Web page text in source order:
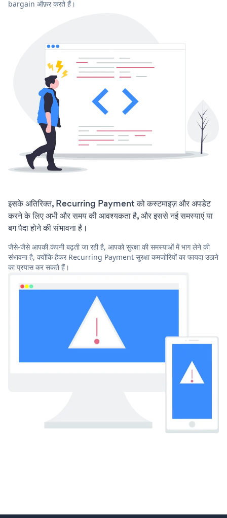
bargain ऑफ़र करते हैं।
इसके अतिरिक्त, Recurring Payment को कस्टमाइज़ और अपडेट
करने के लिए अभी और समय की आवश्यकता है, और इससे नई समस्याएं या
बग पैदा होने की संभावना है।
जैसे-जैसे आपकी कंपनी बढ़ती जा रही है, आपको सुरक्षा की समस्याओं में भाग लेने की
संभावना है, क्योंकि हैकर Recurring Payment सुरक्षा कमजोरियों का फायदा उठाने
का प्रयास कर सकते हैं।